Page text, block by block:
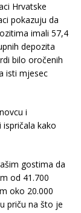
Hrvatske
pokazuju da
imali 57,4
depozita
bilo oročenih
isti mjesec
i
kako
gostima da
od 41.700
oko 20.000
priču na što je